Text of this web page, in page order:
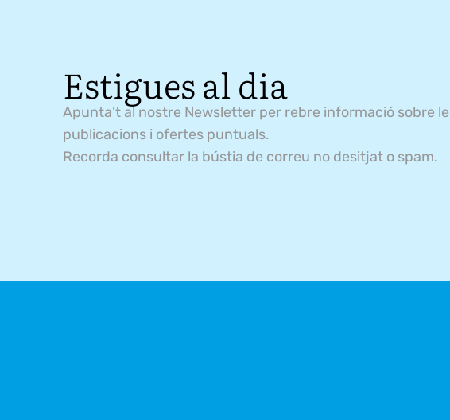
Estigues al dia
Apunta’t al nostre Newsletter per rebre informació sobre
publicacions i ofertes puntuals.
Recorda consultar la bústia de correu no desitjat o spam.